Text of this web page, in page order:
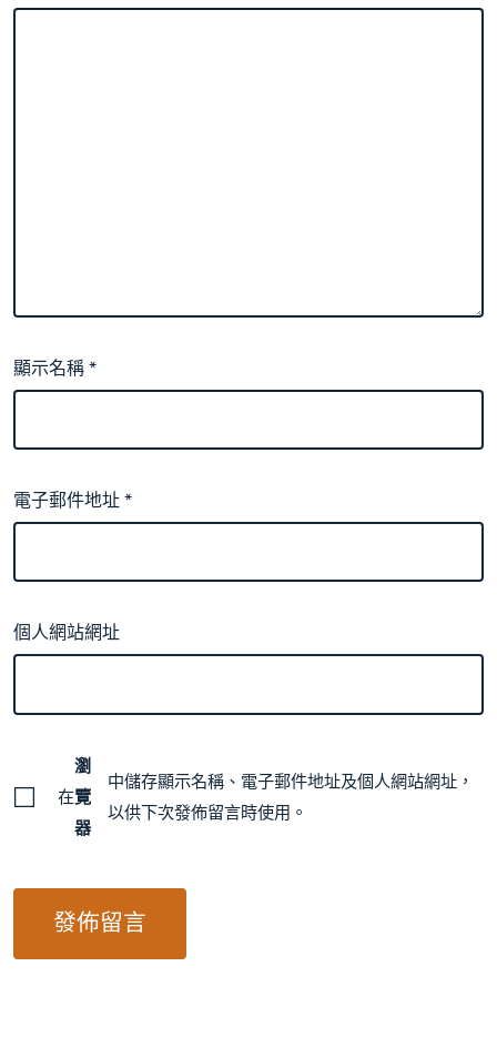
顯示名稱*
電子郵件地址*
個人網站網址
在
瀏
覽
器
中儲存顯示名稱、電子郵件地址及個人網站網址，
以供下次發佈留言時使用。